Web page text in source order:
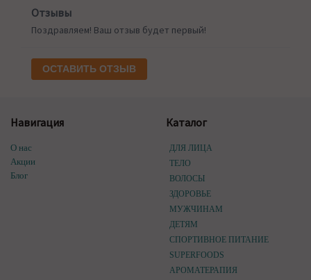
Отзывы
Поздравляем! Ваш отзыв будет первый!
ОСТАВИТЬ ОТЗЫВ
Навигация
О нас
Акции
Блог
Каталог
ДЛЯ ЛИЦА
ТЕЛО
ВОЛОСЫ
ЗДОРОВЬЕ
МУЖЧИНАМ
ДЕТЯМ
СПОРТИВНОЕ ПИТАНИЕ
SUPERFOODS
АРОМАТЕРАПИЯ